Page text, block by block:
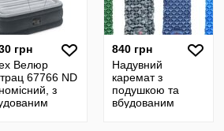
грн
Велюр
67766 ND
з
840 грн
Надувний
каремат з
подушкою та
вбудованим